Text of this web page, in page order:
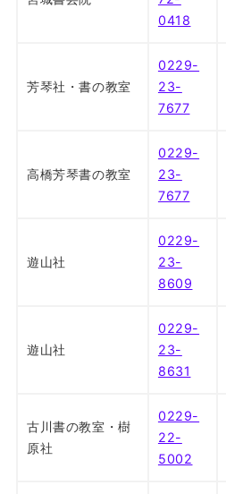
0418
芳琴社・書の教室
0229-
23-
7677
高橋芳琴書の教室
0229-
23-
7677
遊山社
0229-
23-
8609
遊山社
0229-
23-
8631
古川書の教室・樹
原社
0229-
22-
5002